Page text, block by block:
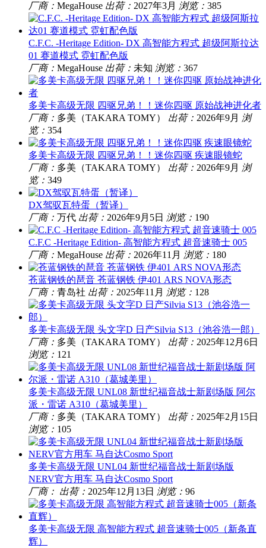
厂商： MegaHouse 出荷： 2027年3月 浏览： 385
C.F.C. -Heritage Edition- DX 高智能方程式 超级阿斯拉达
01 赛道模式 霓虹配色版
厂商： MegaHouse 出荷： 未知 浏览： 367
多美卡高级无限 四驱兄弟！！迷你四驱 原始战神进化者
厂商： 多美（TAKARA TOMY） 出荷： 2026年9月 浏
览： 354
多美卡高级无限 四驱兄弟！！迷你四驱 疾速眼镜蛇
厂商： 多美（TAKARA TOMY） 出荷： 2026年9月 浏
览： 349
DX驾驭瓦特蛋（暂译）
厂商： 万代 出荷： 2026年9月5日 浏览： 190
C.F.C -Heritage Edition- 高智能方程式 超音速骑士 005
厂商： MegaHouse 出荷： 2026年11月 浏览： 180
苍蓝钢铁的琶音 苍蓝钢铁 伊401 ARS NOVA形态
厂商： 青岛社 出荷： 2025年11月 浏览： 128
多美卡高级无限 头文字D 日产Silvia S13（池谷浩一郎）
厂商： 多美（TAKARA TOMY） 出荷： 2025年12月6日
浏览： 121
多美卡高级无限 UNL08 新世纪福音战士新剧场版 阿尔
派・雷诺 A310（葛城美里）
厂商： 多美（TAKARA TOMY） 出荷： 2025年2月15日
浏览： 105
多美卡高级无限 UNL04 新世纪福音战士新剧场版
NERV官方用车 马自达Cosmo Sport
厂商： 出荷： 2025年12月13日 浏览： 96
多美卡高级无限 高智能方程式 超音速骑士005（新条直
辉）